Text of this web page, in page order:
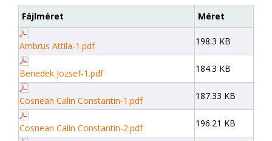
Fájlméret Méret
Ambrus Attila-1.pdf 198.3 KB
Benedek Jozsef-1.pdf 184.3 KB
Cosnean Calin Constantin-1.pdf 187.33 KB
Cosnean Calin Constantin-2.pdf 196.21 KB